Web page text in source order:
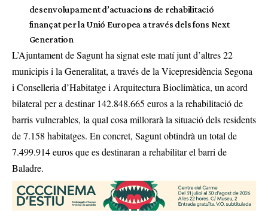
desenvolupament d’actuacions de rehabilitació
finançat per la Unió Europea a través dels fons Next
Generation
L’Ajuntament de Sagunt ha signat este matí junt d’altres 22
municipis i la Generalitat, a través de la Vicepresidència Segona
i Conselleria d’Habitatge i Arquitectura Bioclimàtica, un acord
bilateral per a destinar 142.848.665 euros a la rehabilitació de
barris vulnerables, la qual cosa millorarà la situació dels residents
de 7.158 habitatges. En concret, Sagunt obtindrà un total de
7.499.914 euros que es destinaran a rehabilitar el barri de
Baladre.